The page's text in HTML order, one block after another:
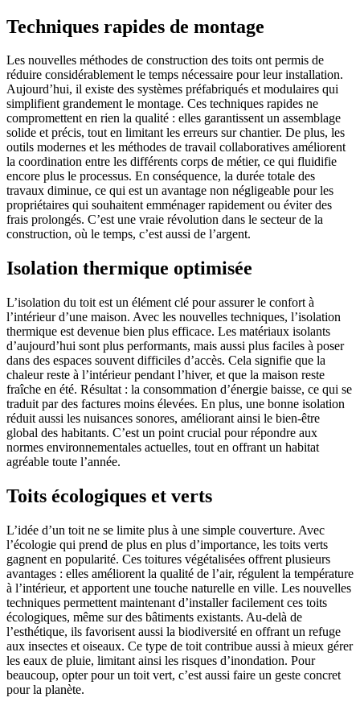
Techniques rapides de montage
Les nouvelles méthodes de construction des toits ont permis de
réduire considérablement le temps nécessaire pour leur installation.
Aujourd’hui, il existe des systèmes préfabriqués et modulaires qui
simplifient grandement le montage. Ces techniques rapides ne
compromettent en rien la qualité : elles garantissent un assemblage
solide et précis, tout en limitant les erreurs sur chantier. De plus, les
outils modernes et les méthodes de travail collaboratives améliorent
la coordination entre les différents corps de métier, ce qui fluidifie
encore plus le processus. En conséquence, la durée totale des
travaux diminue, ce qui est un avantage non négligeable pour les
propriétaires qui souhaitent emménager rapidement ou éviter des
frais prolongés. C’est une vraie révolution dans le secteur de la
construction, où le temps, c’est aussi de l’argent.
Isolation thermique optimisée
L’isolation du toit est un élément clé pour assurer le confort à
l’intérieur d’une maison. Avec les nouvelles techniques, l’isolation
thermique est devenue bien plus efficace. Les matériaux isolants
d’aujourd’hui sont plus performants, mais aussi plus faciles à poser
dans des espaces souvent difficiles d’accès. Cela signifie que la
chaleur reste à l’intérieur pendant l’hiver, et que la maison reste
fraîche en été. Résultat : la consommation d’énergie baisse, ce qui se
traduit par des factures moins élevées. En plus, une bonne isolation
réduit aussi les nuisances sonores, améliorant ainsi le bien-être
global des habitants. C’est un point crucial pour répondre aux
normes environnementales actuelles, tout en offrant un habitat
agréable toute l’année.
Toits écologiques et verts
L’idée d’un toit ne se limite plus à une simple couverture. Avec
l’écologie qui prend de plus en plus d’importance, les toits verts
gagnent en popularité. Ces toitures végétalisées offrent plusieurs
avantages : elles améliorent la qualité de l’air, régulent la température
à l’intérieur, et apportent une touche naturelle en ville. Les nouvelles
techniques permettent maintenant d’installer facilement ces toits
écologiques, même sur des bâtiments existants. Au-delà de
l’esthétique, ils favorisent aussi la biodiversité en offrant un refuge
aux insectes et oiseaux. Ce type de toit contribue aussi à mieux gérer
les eaux de pluie, limitant ainsi les risques d’inondation. Pour
beaucoup, opter pour un toit vert, c’est aussi faire un geste concret
pour la planète.